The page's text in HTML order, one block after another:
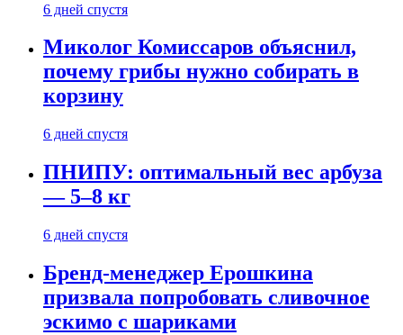
6 дней спустя
Миколог Комиссаров объяснил,
почему грибы нужно собирать в
корзину
6 дней спустя
ПНИПУ: оптимальный вес арбуза
— 5–8 кг
6 дней спустя
Бренд-менеджер Ерошкина
призвала попробовать сливочное
эскимо с шариками